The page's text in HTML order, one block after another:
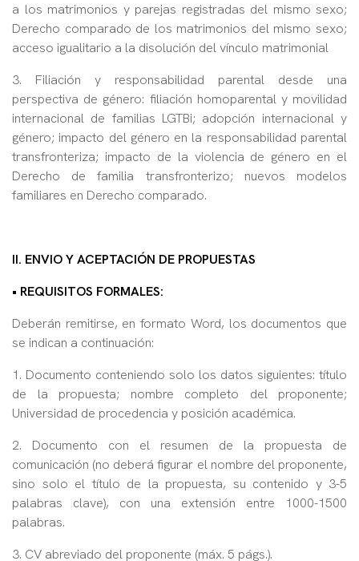
a los matrimonios y parejas registradas del mismo sexo;
Derecho comparado de los matrimonios del mismo sexo;
acceso igualitario a la disolución del vínculo matrimonial
3. Filiación y responsabilidad parental desde una
perspectiva de género: filiación homoparental y movilidad
internacional de familias LGTBi; adopción internacional y
género; impacto del género en la responsabilidad parental
transfronteriza; impacto de la violencia de género en el
Derecho de familia transfronterizo; nuevos modelos
familiares en Derecho comparado.
II. ENVIO Y ACEPTACIÓN DE PROPUESTAS
• REQUISITOS FORMALES:
Deberán remitirse, en formato Word, los documentos que
se indican a continuación:
1. Documento conteniendo solo los datos siguientes: título
de la propuesta; nombre completo del proponente;
Universidad de procedencia y posición académica.
2. Documento con el resumen de la propuesta de
comunicación (no deberá figurar el nombre del proponente,
sino solo el título de la propuesta, su contenido y 3-5
palabras clave), con una extensión entre 1000-1500
palabras.
3. CV abreviado del proponente (máx. 5 págs.).